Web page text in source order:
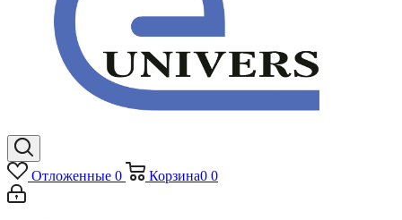
Отложенные 0 Корзина0 0